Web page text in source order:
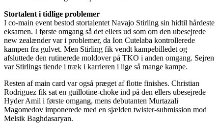
Stortalent i tidlige problemer
I co-main event bestod stortalentet Navajo Stirling sin hidtil hårdeste
eksamen. I første omgang så det ellers ud som om den ubesejrede
new zealænder var i problemer, da Ion Cutelaba kontrollerede
kampen fra gulvet. Men Stirling fik vendt kampebilledet og
afsluttede den rutinerede moldover på TKO i anden omgang. Sejren
var Stirlings tiende i træk i karrieren i lige så mange kampe.
Resten af main card var også præget af flotte finishes. Christian
Rodriguez fik sat en guillotine-choke ind på den ellers ubesejrede
Hyder Amil i første omgang, mens debutanten Murtazali
Magomedov imponerede med en sjælden twister-submission mod
Melsik Baghdasaryan.